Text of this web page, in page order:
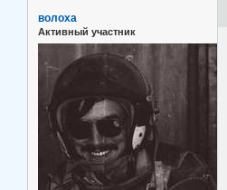
волоха
Активный участник